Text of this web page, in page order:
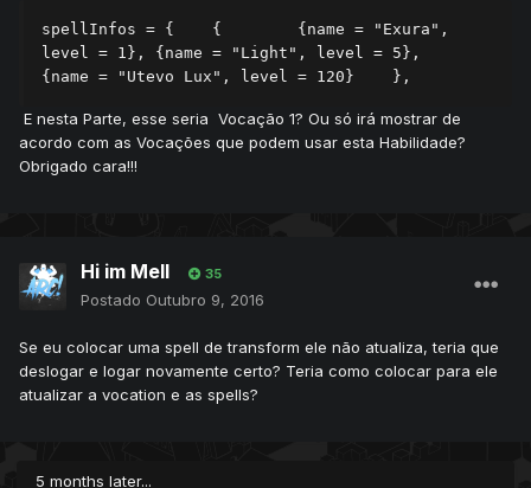
spellInfos = {    {        {name = "Exura",
level = 1}, {name = "Light", level = 5},
{name = "Utevo Lux", level = 120}    },
E nesta Parte, esse seria Vocação 1? Ou só irá mostrar de
acordo com as Vocações que podem usar esta Habilidade?
Obrigado cara!!!
Hi im Mell 35
Postado Outubro 9, 2016
Se eu colocar uma spell de transform ele não atualiza, teria que
deslogar e logar novamente certo? Teria como colocar para ele
atualizar a vocation e as spells?
5 months later...